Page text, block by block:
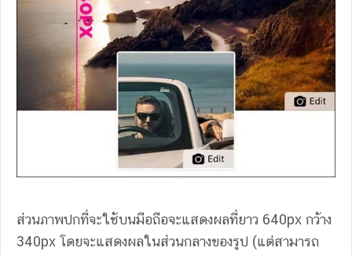
ส่วนภาพปกที่จะใช้บนมือถือจะแสดงผลที่ยาว 640px กว้าง
340px โดยจะแสดงผลในส่วนกลางของรูป (แต่สามารถ